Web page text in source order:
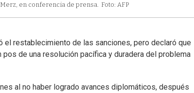
en conferencia de prensa. Foto: AFP
el restablecimiento de las sanciones, pero declaró que
de una resolución pacífica y duradera del problema
al no haber logrado avances diplomáticos, después